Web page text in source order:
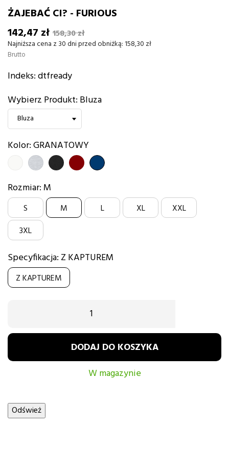
ŻAJEBAĆ CI? - FURIOUS
142,47 zł 158,30 zł
Najniższa cena z 30 dni przed obniżką:158,30 zł
Brutto
Indeks:dtfready
Wybierz Produkt: Bluza
Kolor: GRANATOWY
SZARYCZARNYBORDOWYGRANATOWY
Rozmiar: M
S M L XL
XXL
3XL
Specyfikacja: Z KAPTUREM
Z KAPTUREM
DODAJ DO KOSZYKA
W magazynie